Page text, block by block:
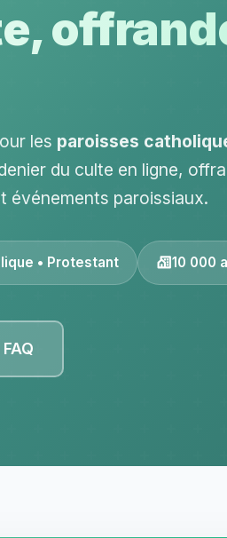
les paroisses
du culte en ligne,
événements paroissiaux.
• Protestant 10 000